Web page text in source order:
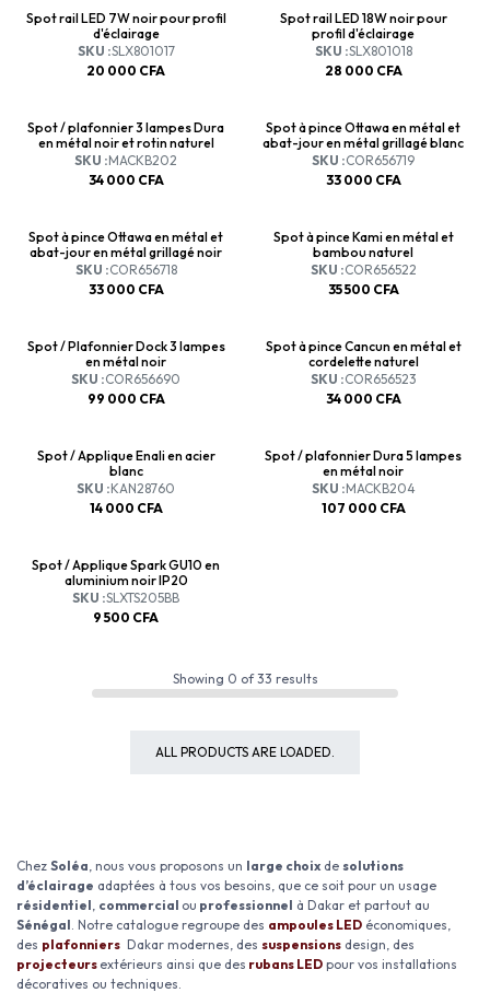
Spot rail LED 7W noir pour profil
d'éclairage
SKU :SLX801017
20 000 CFA
Spot rail LED 18W noir pour
profil d'éclairage
SKU :SLX801018
28 000 CFA
Spot / plafonnier 3 lampes Dura
en métal noir et rotin naturel
SKU :MACKB202
34 000 CFA
Spot à pince Ottawa en métal et
abat-jour en métal grillagé blanc
SKU :COR656719
33 000 CFA
Spot à pince Ottawa en métal et
abat-jour en métal grillagé noir
SKU :COR656718
33 000 CFA
Spot à pince Kami en métal et
bambou naturel
SKU :COR656522
35 500 CFA
Spot / Plafonnier Dock 3 lampes
en métal noir
SKU :COR656690
99 000 CFA
Spot à pince Cancun en métal et
cordelette naturel
SKU :COR656523
34 000 CFA
Spot / Applique Enali en acier
blanc
SKU :KAN28760
14 000 CFA
Spot / plafonnier Dura 5 lampes
en métal noir
SKU :MACKB204
107 000 CFA
Spot / Applique Spark GU10 en
aluminium noir IP20
SKU :SLXTS205BB
9 500 CFA
Showing 0 of33 results
ALL PRODUCTS ARE LOADED.
Chez Soléa, nous vous proposons un large choix de solutions
d’éclairage adaptées à tous vos besoins, que ce soit pour un usage
résidentiel, commercial ou professionnel à Dakar et partout au
Sénégal. Notre catalogue regroupe des ampoules LED économiques,
des plafonniers Dakar modernes, des suspensions design, des
projecteurs extérieurs ainsi que des rubans LED pour vos installations
décoratives ou techniques.